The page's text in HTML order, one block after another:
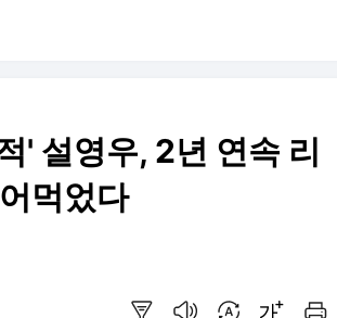
' 설영우, 2년 연속 리
먹었다